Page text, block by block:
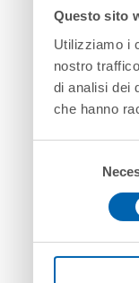
Questo sito
Utilizziamo i
nostro
di analisi dei
che hanno